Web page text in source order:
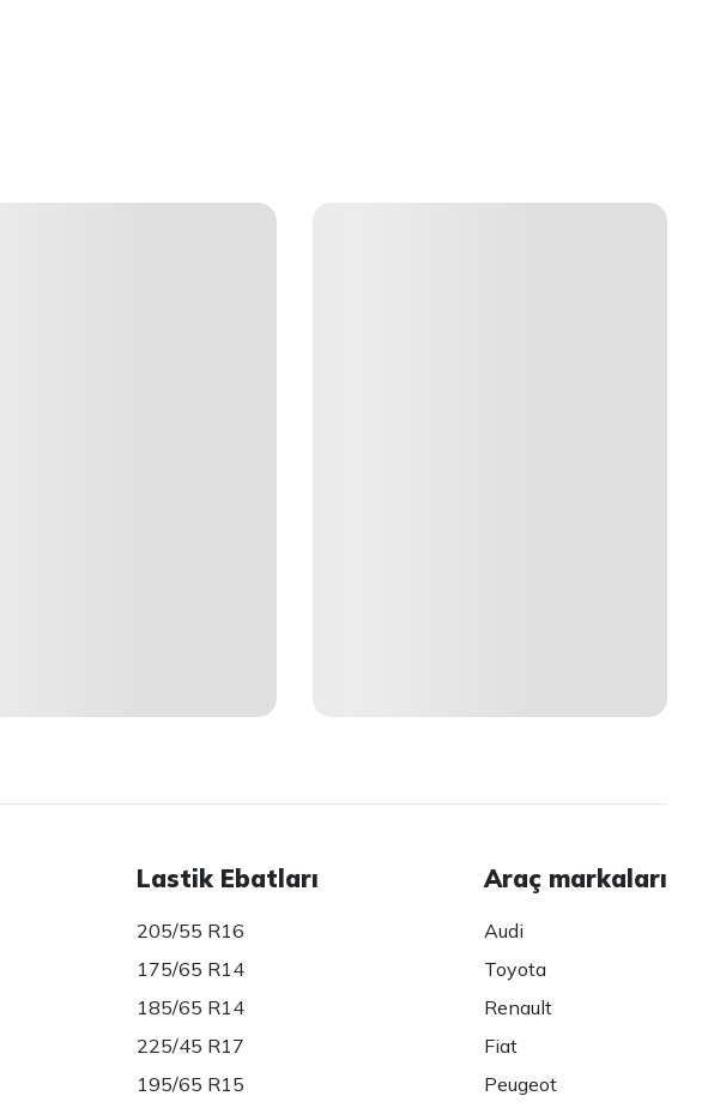
Lastik Ebatları
205/55 R16
175/65 R14
185/65 R14
225/45 R17
195/65 R15
Araç markaları
Audi
Toyota
Renault
Fiat
Peugeot